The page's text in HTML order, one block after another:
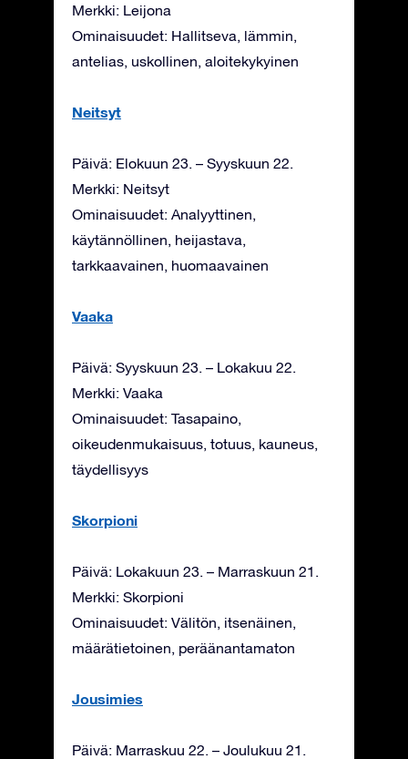
Merkki: Leijona
Ominaisuudet: Hallitseva, lämmin,
antelias, uskollinen, aloitekykyinen
Neitsyt
Päivä: Elokuun 23. – Syyskuun 22.
Merkki: Neitsyt
Ominaisuudet: Analyyttinen,
käytännöllinen, heijastava,
tarkkaavainen, huomaavainen
Vaaka
Päivä: Syyskuun 23. – Lokakuu 22.
Merkki: Vaaka
Ominaisuudet: Tasapaino,
oikeudenmukaisuus, totuus, kauneus,
täydellisyys
Skorpioni
Päivä: Lokakuun 23. – Marraskuun 21.
Merkki: Skorpioni
Ominaisuudet: Välitön, itsenäinen,
määrätietoinen, peräänantamaton
Jousimies
Päivä: Marraskuu 22. – Joulukuu 21.